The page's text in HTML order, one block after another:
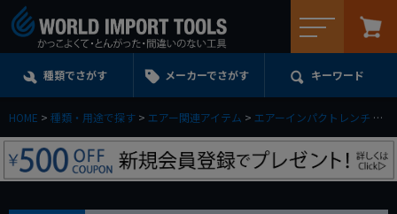
種類でさがす メーカーでさがす キーワード
HOME 種類・用途で探す エアー関連アイテム エアーインパクトレンチ